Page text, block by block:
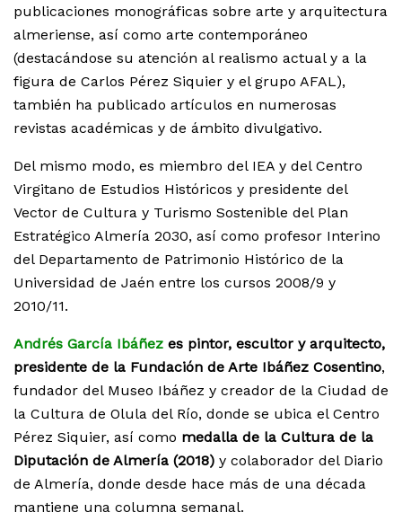
publicaciones monográficas sobre arte y arquitectura
almeriense, así como arte contemporáneo
(destacándose su atención al realismo actual y a la
figura de Carlos Pérez Siquier y el grupo AFAL),
también ha publicado artículos en numerosas
revistas académicas y de ámbito divulgativo.
Del mismo modo, es miembro del IEA y del Centro
Virgitano de Estudios Históricos y presidente del
Vector de Cultura y Turismo Sostenible del Plan
Estratégico Almería 2030, así como profesor Interino
del Departamento de Patrimonio Histórico de la
Universidad de Jaén entre los cursos 2008/9 y
2010/11.
Andrés García Ibáñez es pintor, escultor y arquitecto,
presidente de la Fundación de Arte Ibáñez Cosentino,
fundador del Museo Ibáñez y creador de la Ciudad de
la Cultura de Olula del Río, donde se ubica el Centro
Pérez Siquier, así como medalla de la Cultura de la
Diputación de Almería (2018) y colaborador del Diario
de Almería, donde desde hace más de una década
mantiene una columna semanal.